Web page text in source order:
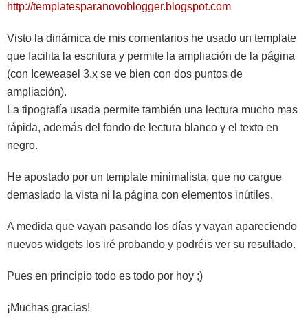
http://templatesparanovoblogger.blogspot.com
Visto la dinámica de mis comentarios he usado un template
que facilita la escritura y permite la ampliación de la página
(con Iceweasel 3.x se ve bien con dos puntos de
ampliación).
La tipografía usada permite también una lectura mucho mas
rápida, además del fondo de lectura blanco y el texto en
negro.
He apostado por un template minimalista, que no cargue
demasiado la vista ni la página con elementos inútiles.
A medida que vayan pasando los días y vayan apareciendo
nuevos widgets los iré probando y podréis ver su resultado.
Pues en principio todo es todo por hoy ;)
¡Muchas gracias!